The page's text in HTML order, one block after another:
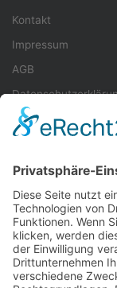
Kontakt
Impressum
AGB
Veranstalter
Quellenangaben
Spenden
Folge uns auf